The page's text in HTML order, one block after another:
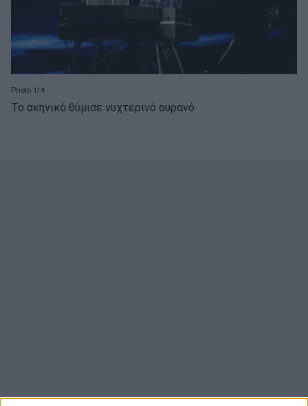
Photo 1/4
Το σκηνικό θύμισε νυχτερινό ουρανό